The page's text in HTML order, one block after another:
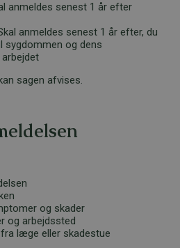
anmeldes senest 1 år efter
anmeldes senest 1 år efter, du
sygdommen og dens
sagen afvises.
og skader
og arbejdssted
læge eller skadestue